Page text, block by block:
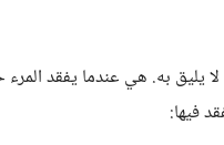
به. هي عندما يفقد المرء
فيها: